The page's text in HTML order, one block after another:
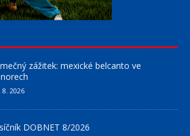
zážitek: mexické belcanto ve
8. 2026
DOBNET 8/2026